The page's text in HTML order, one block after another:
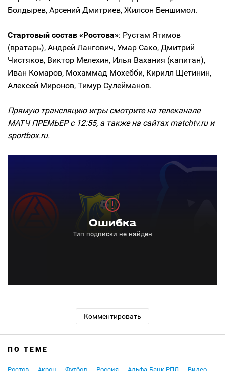
Болдырев, Арсений Дмитриев, Жилсон Беншимол.
Стартовый состав «Ростова»: Рустам Ятимов
(вратарь), Андрей Лангович, Умар Сако, Дмитрий
Чистяков, Виктор Мелехин, Илья Вахания (капитан),
Иван Комаров, Мохаммад Мохебби, Кирилл Щетинин,
Алексей Миронов, Тимур Сулейманов.
Прямую трансляцию игры смотрите на телеканале
МАТЧ ПРЕМЬЕР с 12:55, а также на сайтах matchtv.ru и
sportbox.ru.
Комментировать
ПО ТЕМЕ